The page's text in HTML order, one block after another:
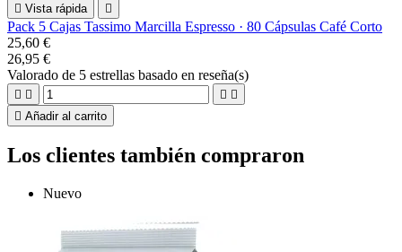
 Vista rápida 
Pack 5 Cajas Tassimo Marcilla Espresso · 80 Cápsulas Café Corto
25,60 €
26,95 €
Valorado de 5 estrellas basado en reseña(s)
   
 Añadir al carrito
Los clientes también compraron
Nuevo